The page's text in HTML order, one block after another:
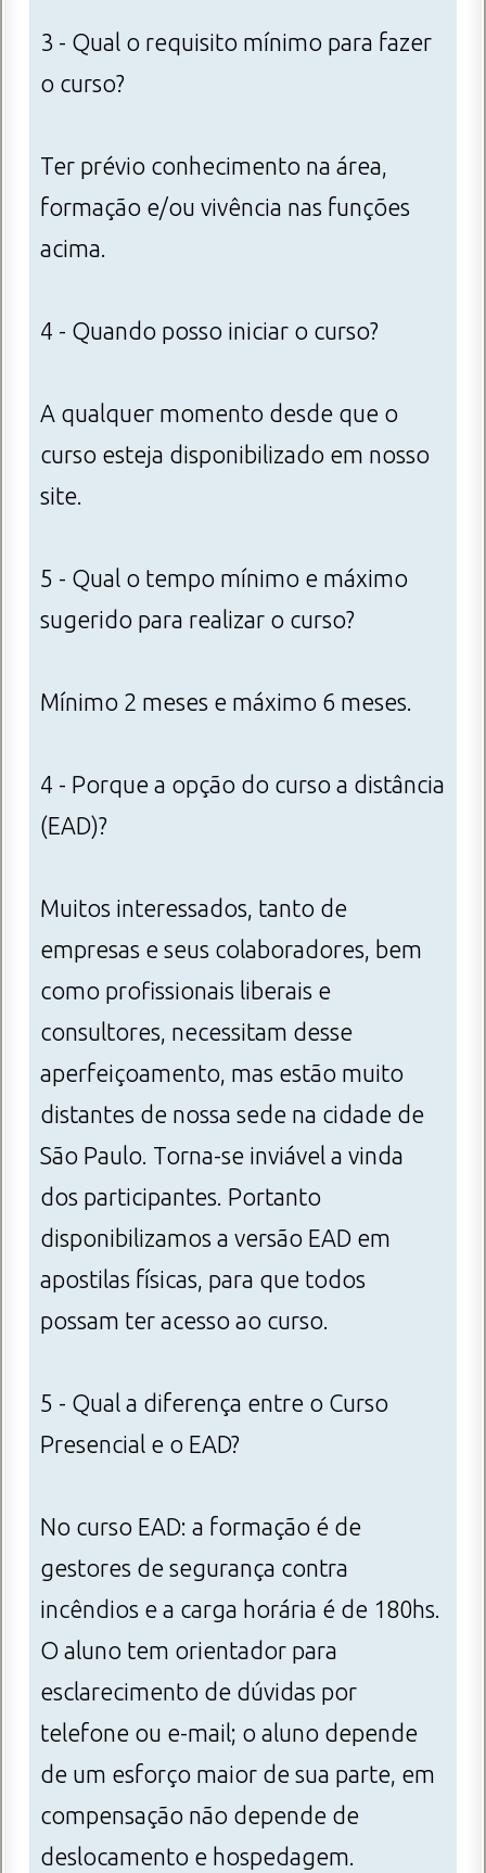
3 - Qual o requisito mínimo para fazer
o curso?
Ter prévio conhecimento na área,
formação e/ou vivência nas funções
acima.
4 - Quando posso iniciar o curso?
A qualquer momento desde que o
curso esteja disponibilizado em nosso
site.
5 - Qual o tempo mínimo e máximo
sugerido para realizar o curso?
Mínimo 2 meses e máximo 6 meses.
4 - Porque a opção do curso a distância
(EAD)?
Muitos interessados, tanto de
empresas e seus colaboradores, bem
como profissionais liberais e
consultores, necessitam desse
aperfeiçoamento, mas estão muito
distantes de nossa sede na cidade de
São Paulo. Torna-se inviável a vinda
dos participantes. Portanto
disponibilizamos a versão EAD em
apostilas físicas, para que todos
possam ter acesso ao curso.
5 - Qual a diferença entre o Curso
Presencial e o EAD?
No curso EAD: a formação é de
gestores de segurança contra
incêndios e a carga horária é de 180hs.
O aluno tem orientador para
esclarecimento de dúvidas por
telefone ou e-mail; o aluno depende
de um esforço maior de sua parte, em
compensação não depende de
deslocamento e hospedagem.